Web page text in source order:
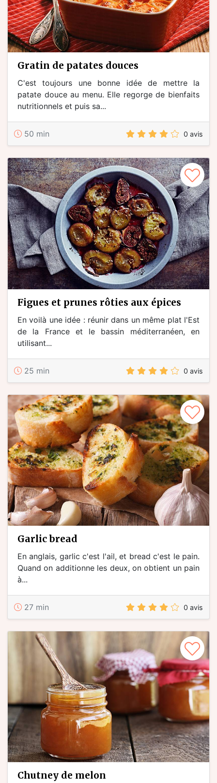
gratin de patates douces
C'est toujours une bonne idée de mettre la
patate douce au menu. Elle regorge de bienfaits
nutritionnels et puis sa...
50 min 0 avis
figues et prunes rôties aux épices
En voilà une idée : réunir dans un même plat l'Est
de la France et le bassin méditerranéen, en
utilisant...
25 min 0 avis
garlic bread
En anglais, garlic c'est l'ail, et bread c'est le pain.
Quand on additionne les deux, on obtient un pain
à...
27 min 0 avis
chutney de melon